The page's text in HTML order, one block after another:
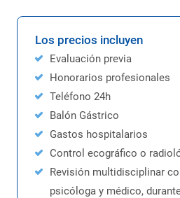
Los precios incluyen
Evaluación previa
Honorarios profesionales
Teléfono 24h
Balón Gástrico
Gastos hospitalarios
Control ecográfico o
Revisión multidisciplinar
psicóloga y médico,